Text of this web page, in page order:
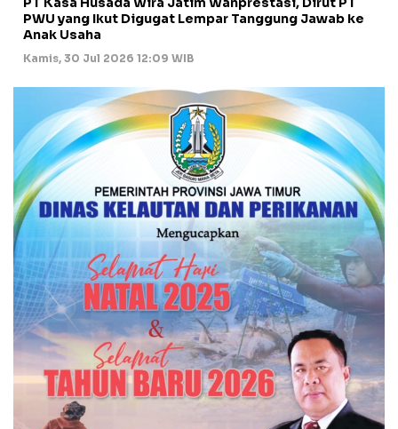
PWU yang Ikut Digugat Lempar Tanggung Jawab ke
Anak Usaha
Kamis, 30 Jul 2026 12:09 WIB